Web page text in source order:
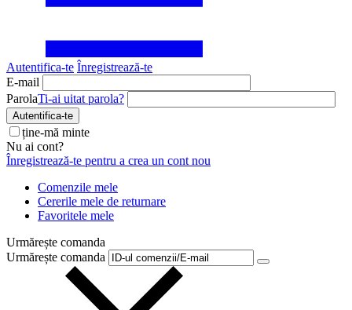
Autentifica-te Înregistrează-te
E-mail
ParolaTi-ai uitat parola?
Autentifica-te
ține-mă minte
Nu ai cont?
Înregistrează-te pentru a crea un cont nou
Comenzile mele
Cererile mele de returnare
Favoritele mele
Urmărește comanda
Urmărește comanda